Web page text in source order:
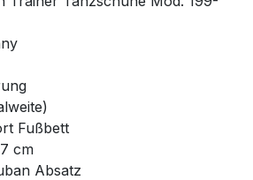
Fußbett
cm
Absatz